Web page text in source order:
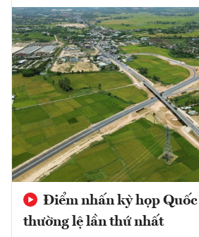
Điểm nhấn kỳ họp
thường lệ lần thứ nhất